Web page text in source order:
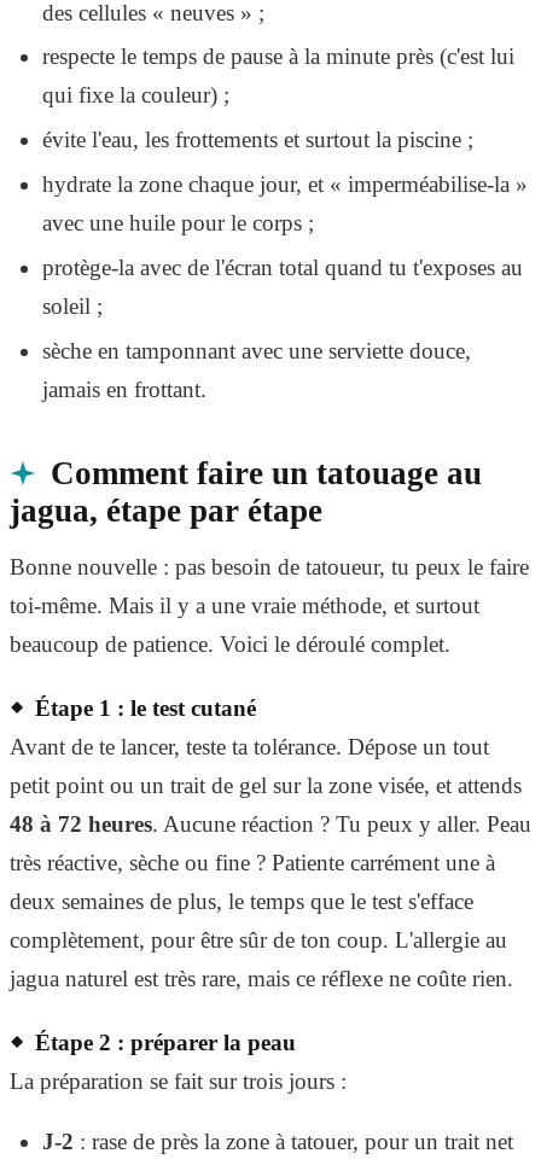
des cellules « neuves » ;
respecte le temps de pause à la minute près (c'est lui
qui fixe la couleur) ;
évite l'eau, les frottements et surtout la piscine ;
hydrate la zone chaque jour, et « imperméabilise-la »
avec une huile pour le corps ;
protège-la avec de l'écran total quand tu t'exposes au
soleil ;
sèche en tamponnant avec une serviette douce,
jamais en frottant.
Comment faire un tatouage au
jagua, étape par étape
Bonne nouvelle : pas besoin de tatoueur, tu peux le faire
toi-même. Mais il y a une vraie méthode, et surtout
beaucoup de patience. Voici le déroulé complet.
Étape 1 : le test cutané
Avant de te lancer, teste ta tolérance. Dépose un tout
petit point ou un trait de gel sur la zone visée, et attends
48 à 72 heures. Aucune réaction ? Tu peux y aller. Peau
très réactive, sèche ou fine ? Patiente carrément une à
deux semaines de plus, le temps que le test s'efface
complètement, pour être sûr de ton coup. L'allergie au
jagua naturel est très rare, mais ce réflexe ne coûte rien.
Étape 2 : préparer la peau
La préparation se fait sur trois jours :
J-2 : rase de près la zone à tatouer, pour un trait net